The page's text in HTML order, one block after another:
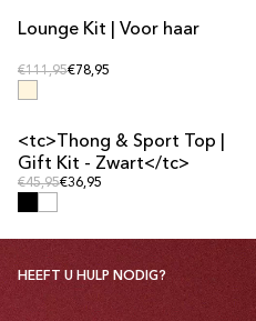
KIT DEAL
Lounge Kit | Voor haar
Reguliere prijs
€111,95Reguliere prijs
€78,95
KIT DEAL
<tc>Thong & Sport Top |
Gift Kit - Zwart</tc>
Reguliere prijs
€45,95Reguliere prijs
€36,95
HEEFT U HULP NODIG?